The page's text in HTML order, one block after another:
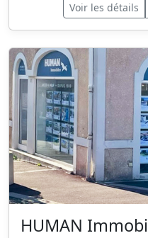
Voir les détails
HUMAN